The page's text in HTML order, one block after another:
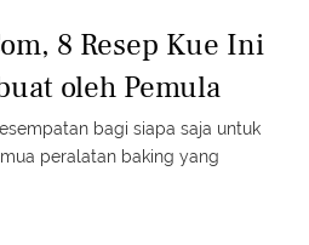
8 Resep Kue Ini
oleh Pemula
bagi siapa saja untuk
peralatan baking yang